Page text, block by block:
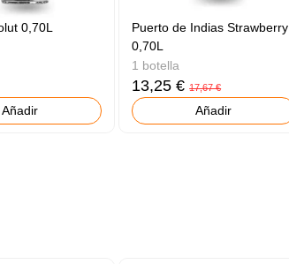
0,70L
Añadir
Puerto de Indias Strawberry
0,70L
1 botella
13,25 €17,67 €
Añadir